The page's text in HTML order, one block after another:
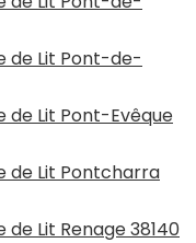
de Lit Pont-de-
de Lit Pont-Evêque
de Lit Pontcharra
Lit Renage 38140